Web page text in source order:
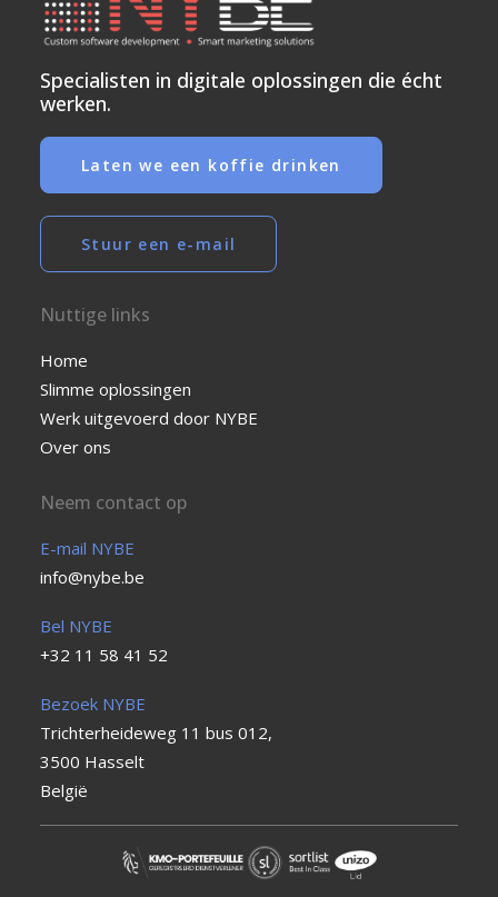
Specialisten in digitale oplossingen die écht
werken.
Laten we een koffie drinken
Stuur een e-mail
Nuttige links
Home
Slimme oplossingen
Werk uitgevoerd door NYBE
Over ons
Neem contact op
E-mail NYBE
info@nybe.be
Bel NYBE
+32 11 58 41 52
Bezoek NYBE
Trichterheideweg 11 bus 012,
3500 Hasselt
België